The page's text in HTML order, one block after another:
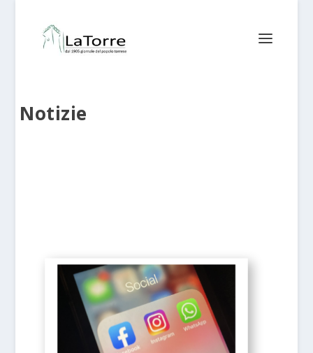
Notizie